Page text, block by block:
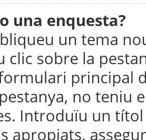
una enquesta?
un tema
clic sobre la
principal
no teniu
Introduïu un
apropiats,